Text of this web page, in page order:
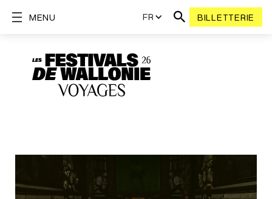
FR BILLETTERIE
MENU